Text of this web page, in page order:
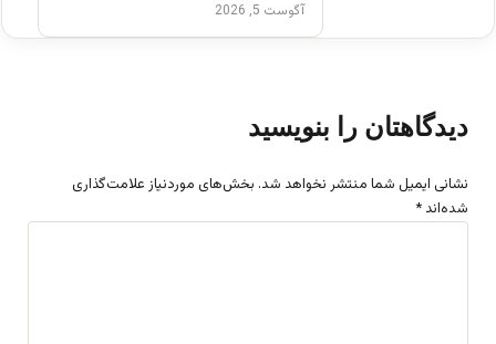
آگوست 5, 2026
دیدگاهتان را بنویسید
نشانی ایمیل شما منتشر نخواهد شد. بخش‌های موردنیاز علامت‌گذاری
شده‌اند *